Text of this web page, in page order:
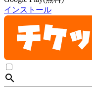
インストール
search